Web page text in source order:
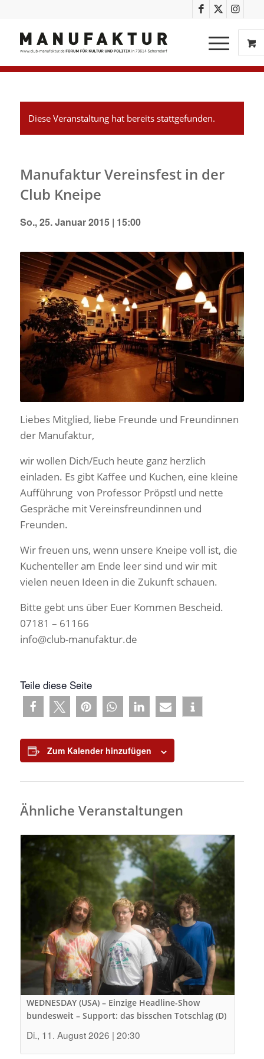
Diese Veranstaltung hat bereits stattgefunden.
Manufaktur Vereinsfest in der
Club Kneipe
So., 25. Januar 2015 | 15:00
Liebes Mitglied, liebe Freunde und Freundinnen
der Manufaktur,
wir wollen Dich/Euch heute ganz herzlich
einladen. Es gibt Kaffee und Kuchen, eine kleine
Aufführung von Professor Pröpstl und nette
Gespräche mit Vereinsfreundinnen und
Freunden.
Wir freuen uns, wenn unsere Kneipe voll ist, die
Kuchenteller am Ende leer sind und wir mit
vielen neuen Ideen in die Zukunft schauen.
Bitte gebt uns über Euer Kommen Bescheid.
07181 – 61166
info@club-manufaktur.de
Teile diese Seite
Zum Kalender hinzufügen
Ähnliche Veranstaltungen
WEDNESDAY (USA) – Einzige Headline-Show
bundesweit – Support: das bisschen Totschlag (D)
Di., 11. August 2026 | 20:30